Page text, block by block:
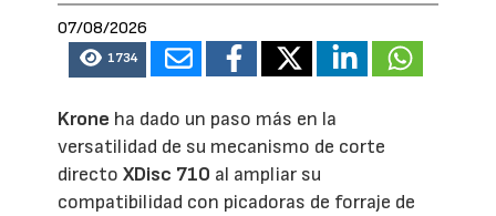
07/08/2026
1734
Krone ha dado un paso más en la
versatilidad de su mecanismo de corte
directoXDisc 710 al ampliar su
compatibilidad con picadoras de forraje de